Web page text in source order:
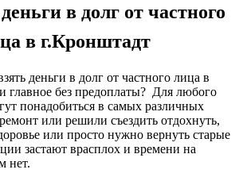
в долг от частного
в г.Кронштадт
деньги в долг от частного лица в
главное без предоплаты? Для любого
понадобиться в самых различных
или решили съездить отдохнуть,
или просто нужно вернуть старые
застают врасплох и времени на
нет.